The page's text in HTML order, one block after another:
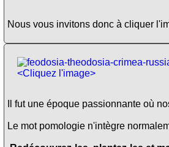
Nous vous invitons donc à cliquer
<Cliquez l'image>
Il fut une époque passionnante où
Le mot pomologie n'intègre